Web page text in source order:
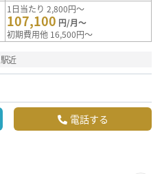
1日当たり 2,800円～
107,100 円/月～
初期費用他 16,500円～
駅近
電話する